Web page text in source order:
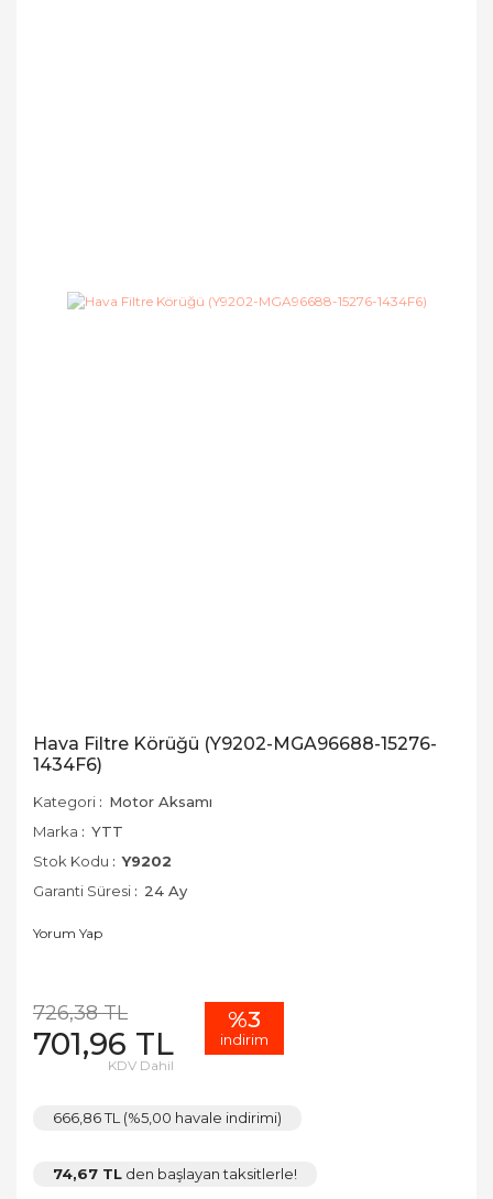
Hava Filtre Körüğü (Y9202-MGA96688-15276-
1434F6)
Kategori
Motor Aksamı
Marka
YTT
Stok Kodu
Y9202
Garanti Süresi
24 Ay
Yorum Yap
726,38 TL
701,96 TL
KDV Dahil
%3
indirim
666,86 TL (%5,00 havale indirimi)
74,67 TL den başlayan taksitlerle!